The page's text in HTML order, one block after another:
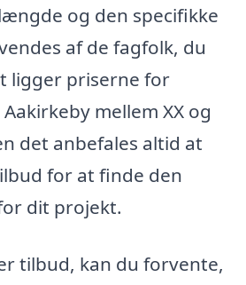
og den specifikke
af de fagfolk, du
ligger priserne for
mellem XX og
det anbefales altid at
for at finde den
dit projekt.
tilbud, kan du forvente,